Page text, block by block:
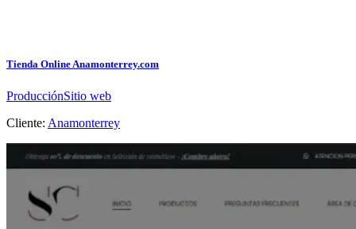
Tienda Online Anamonterrey.com
ProducciónSitio web
Cliente: Anamonterrey